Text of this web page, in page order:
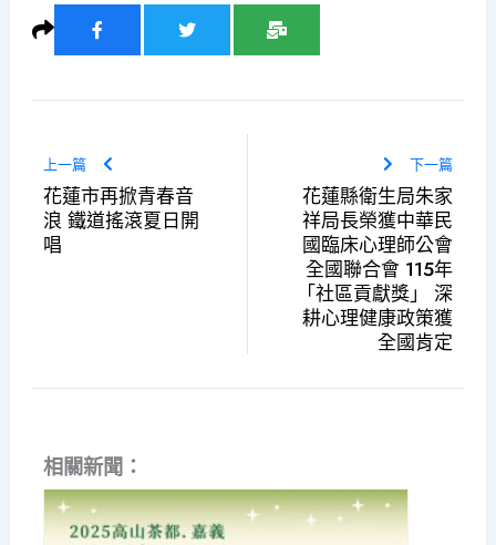
上一篇
花蓮市再掀青春音
浪 鐵道搖滾夏日開
唱
下一篇
花蓮縣衛生局朱家
祥局長榮獲中華民
國臨床心理師公會
全國聯合會 115年
「社區貢獻獎」 深
耕心理健康政策獲
全國肯定
相關新聞：